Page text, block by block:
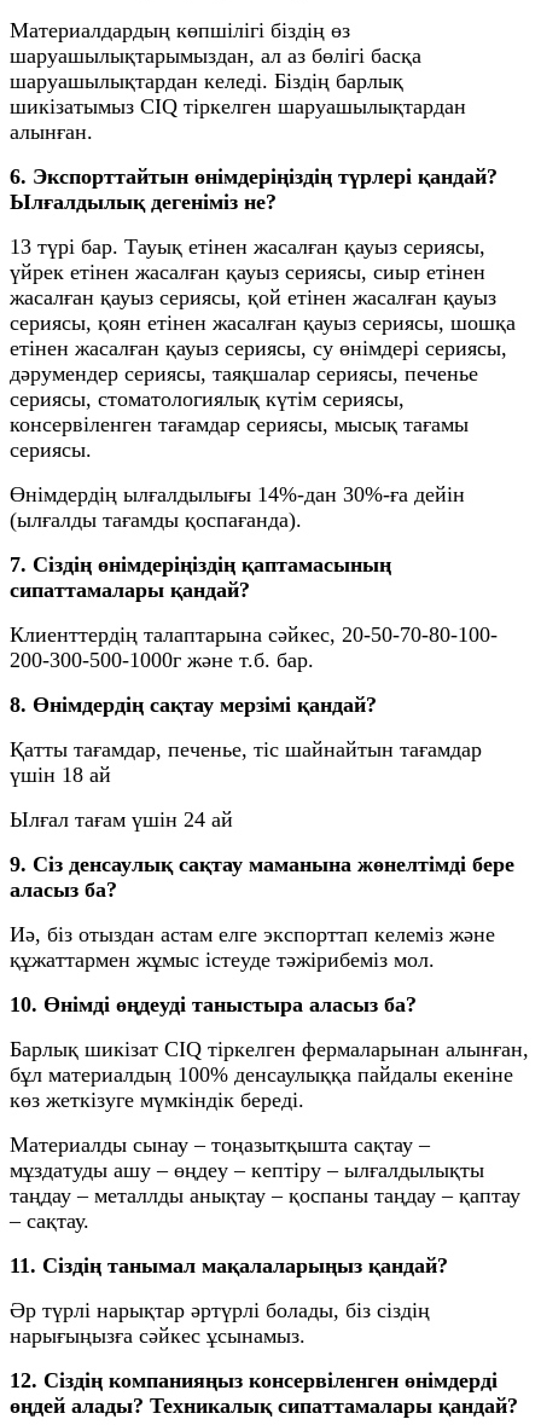
Материалдардың көпшілігі біздің өз
шаруашылықтарымыздан, ал аз бөлігі басқа
шаруашылықтардан келеді. Біздің барлық
шикізатымыз CIQ тіркелген шаруашылықтардан
алынған.
6. Экспорттайтын өнімдеріңіздің түрлері қандай?
Ылғалдылық дегеніміз не?
13 түрі бар. Тауық етінен жасалған қауыз сериясы,
үйрек етінен жасалған қауыз сериясы, сиыр етінен
жасалған қауыз сериясы, қой етінен жасалған қауыз
сериясы, қоян етінен жасалған қауыз сериясы, шошқа
етінен жасалған қауыз сериясы, су өнімдері сериясы,
дәрумендер сериясы, таяқшалар сериясы, печенье
сериясы, стоматологиялық күтім сериясы,
консервіленген тағамдар сериясы, мысық тағамы
сериясы.
Өнімдердің ылғалдылығы 14%-дан 30%-ға дейін
(ылғалды тағамды қоспағанда).
7. Сіздің өнімдеріңіздің қаптамасының
сипаттамалары қандай?
Клиенттердің талаптарына сәйкес, 20-50-70-80-100-
200-300-500-1000г және т.б. бар.
8. Өнімдердің сақтау мерзімі қандай?
Қатты тағамдар, печенье, тіс шайнайтын тағамдар
үшін 18 ай
Ылғал тағам үшін 24 ай
9. Сіз денсаулық сақтау маманына жөнелтімді бере
аласыз ба?
Иә, біз отыздан астам елге экспорттап келеміз және
құжаттармен жұмыс істеуде тәжірибеміз мол.
10. Өнімді өңдеуді таныстыра аласыз ба?
Барлық шикізат CIQ тіркелген фермаларынан алынған,
бұл материалдың 100% денсаулыққа пайдалы екеніне
көз жеткізуге мүмкіндік береді.
Материалды сынау – тоңазытқышта сақтау –
мұздатуды ашу – өңдеу – кептіру – ылғалдылықты
таңдау – металлды анықтау – қоспаны таңдау – қаптау
– сақтау.
11. Сіздің танымал мақалаларыңыз қандай?
Әр түрлі нарықтар әртүрлі болады, біз сіздің
нарығыңызға сәйкес ұсынамыз.
12. Сіздің компанияңыз консервіленген өнімдерді
өңдей алады? Техникалық сипаттамалары қандай?